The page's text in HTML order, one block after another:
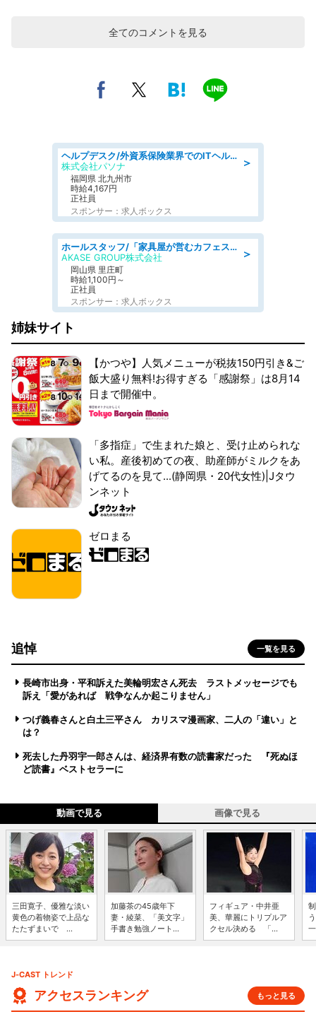
全てのコメントを見る
＞
ヘルプデスク/外資系保険業界でのITヘルプデスク業務/駅近/即日勤務可/ヘルプデスク
株式会社パソナ
福岡県 北九州市
時給4,167円
正社員
スポンサー：求人ボックス
＞
ホールスタッフ/「家具屋が営むカフェスタッフ!」週2日～OK!嬉しいまかない付き/岡山県/浅口郡里庄町
AKASE GROUP株式会社
岡山県 里庄町
時給1,100円～
正社員
スポンサー：求人ボックス
姉妹サイト
【かつや】人気メニューが税抜150円引き&ご
飯大盛り無料!お得すぎる「感謝祭」は8月14
日まで開催中。
「多指症」で生まれた娘と、受け止められな
い私。産後初めての夜、助産師がミルクをあ
げてるのを見て...(静岡県・20代女性)|Jタウ
ンネット
ゼロまる
追悼 一覧を見る
長崎市出身・平和訴えた美輪明宏さん死去 ラストメッセージでも
訴え「愛があれば 戦争なんか起こりません」
つげ義春さんと白土三平さん カリスマ漫画家、二人の「違い」と
は？
死去した丹羽宇一郎さんは、経済界有数の読書家だった 『死ぬほ
ど読書』ベストセラーに
動画で見る 画像で見る
三田寛子、優雅な淡い
黄色の着物姿で上品な
たたずまいで ...
加藤茶の45歳年下
妻・綾菜、「美文字」
手書き勉強ノート...
フィギュア・中井亜
美、華麗にトリプルア
クセル決める 「...
J-CAST トレンド
アクセスランキング もっと見る